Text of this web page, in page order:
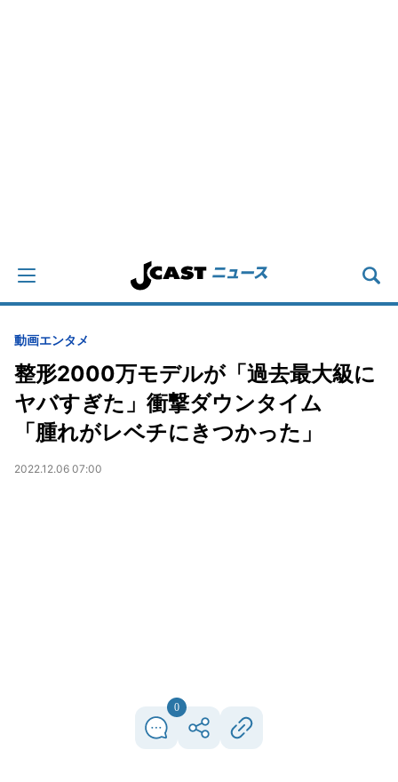
動画エンタメ
整形2000万モデルが「過去最大級に
ヤバすぎた」衝撃ダウンタイム
「腫れがレベチにきつかった」
2022.12.06 07:00
0